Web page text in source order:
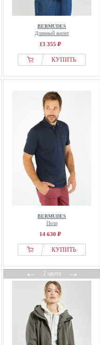
BERMUDES
Длинный жилет
13 355 ₽
КУПИТЬ
BERMUDES
Поло
14 630 ₽
КУПИТЬ
←2 цвета→